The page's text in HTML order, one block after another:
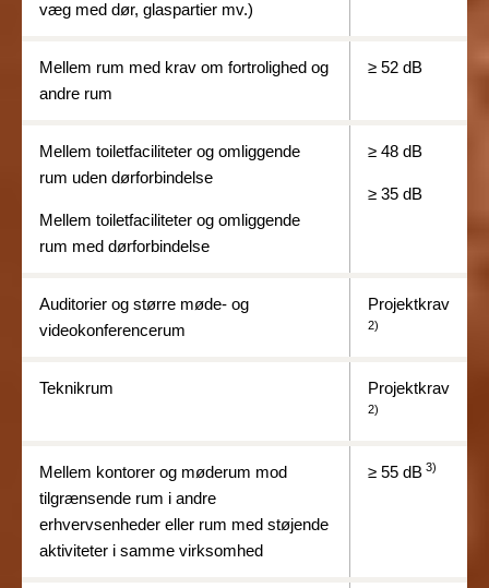
væg med dør, glaspartier mv.)
Mellem rum med krav om fortrolighed og
andre rum
≥ 52 dB
Mellem toiletfaciliteter og omliggende
rum uden dørforbindelse
Mellem toiletfaciliteter og omliggende
rum med dørforbindelse
≥ 48 dB
≥ 35 dB
Auditorier og større møde- og
videokonferencerum
Projektkrav
2)
Teknikrum Projektkrav
2)
Mellem kontorer og møderum mod
tilgrænsende rum i andre
erhvervsenheder eller rum med støjende
aktiviteter i samme virksomhed
≥ 55 dB 3)